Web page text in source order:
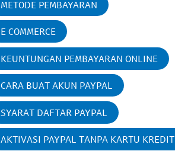
METODE PEMBAYARAN
E COMMERCE
KEUNTUNGAN PEMBAYARAN ONLINE
CARA BUAT AKUN PAYPAL
SYARAT DAFTAR PAYPAL
AKTIVASI PAYPAL TANPA KARTU KREDIT